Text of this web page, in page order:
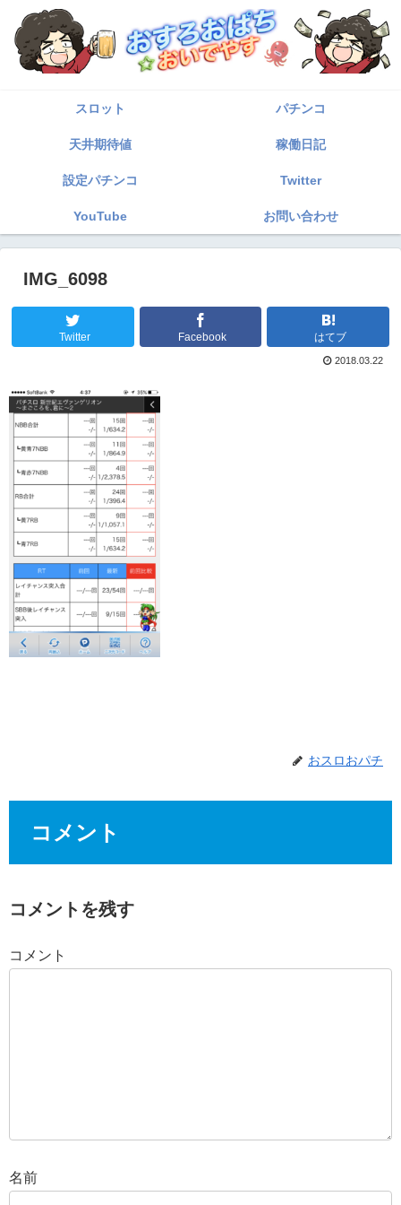
スロット パチンコ
天井期待値 稼働日記
設定パチンコ Twitter
YouTube お問い合わせ
IMG_6098
Twitter Facebook はてブ
2018.03.22
おスロおパチ
コメント
コメントを残す
コメント
名前